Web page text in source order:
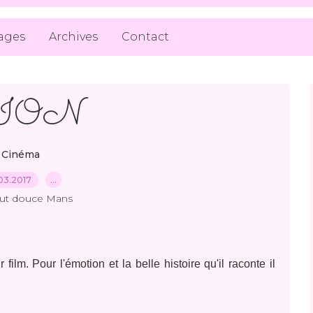
Archives Contact
Cinéma
…
douce Mans
Pour l'émotion et la belle histoire qu'il raconte il